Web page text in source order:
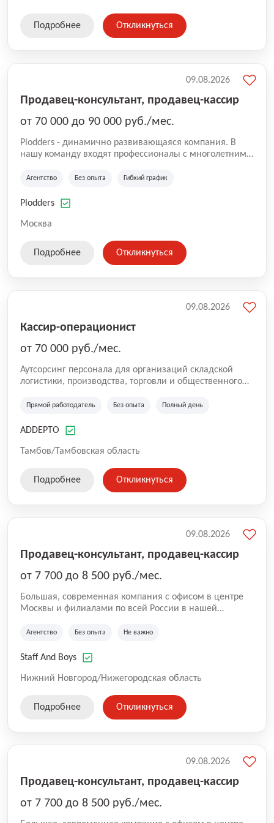
Подробнее Откликнуться
Продавец-консультант, продавец-кассир
от 70 000 до 90 000 руб./мес.
Plodders - динамично развивающаяся компания. В
нашу команду входят профессионалы с многолетним
на рынке аутсорсинга, а накопленный опыт позволяют
оказываемых услуг.
Агентство Без опыта Гибкий график
Plodders
Москва
09.08.2026
Подробнее Откликнуться
Кассир-операционист
от 70 000 руб./мес.
Аутсорсинг персонала для организаций складской
логистики, производства, торговли и общественного
персонала в России. Наша компания успешно трудится
собрать качественную команду. Работа без опыта,
штабелера, вахта, работа с проживанием, сотрудник
для мужчин, работа для женщин.
Прямой работодатель Без опыта Полный день
ADDEPTO
Тамбов/Тамбовская область
09.08.2026
Подробнее Откликнуться
Продавец-консультант, продавец-кассир
от 7 700 до 8 500 руб./мес.
Большая, современная компания с офисом в центре
Москвы и филиалами по всей России в нашей
Аутстаффинг и Аутсорсинг персонала. В компании
вакансии, где не требуется опыт. Оставляйте заявку
Агентство Без опыта Не важно
Staff And Boys
Нижний Новгород/Нижегородская область
09.08.2026
Подробнее Откликнуться
Продавец-консультант, продавец-кассир
от 7 700 до 8 500 руб./мес.
09.08.2026